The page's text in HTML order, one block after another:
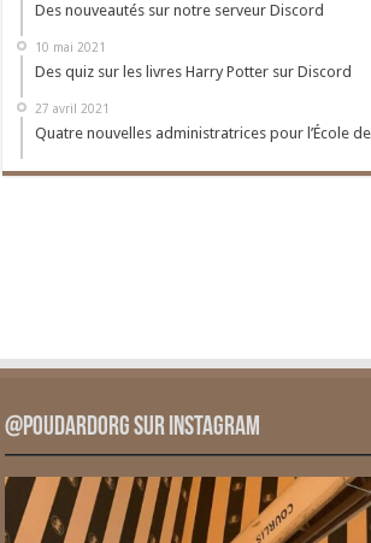
Des nouveautés sur notre serveur Discord
10 mai 2021
Des quiz sur les livres Harry Potter sur Discord
27 avril 2021
Quatre nouvelles administratrices pour l’École
@PoudardOrg sur Instagram